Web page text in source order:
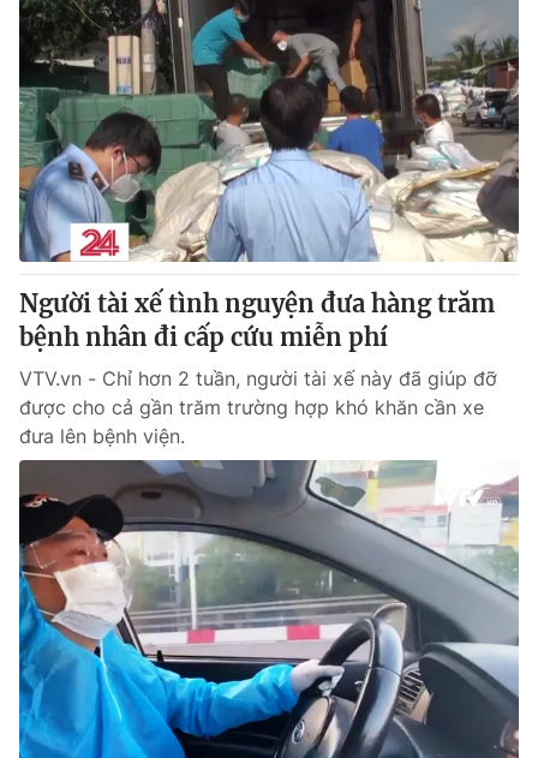
Người tài xế tình nguyện đưa hàng trăm
bệnh nhân đi cấp cứu miễn phí
VTV.vn - Chỉ hơn 2 tuần, người tài xế này đã giúp đỡ
được cho cả gần trăm trường hợp khó khăn cần xe
đưa lên bệnh viện.